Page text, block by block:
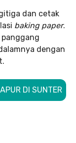
dan cetak
baking paper.
dengan
DI SUNTER